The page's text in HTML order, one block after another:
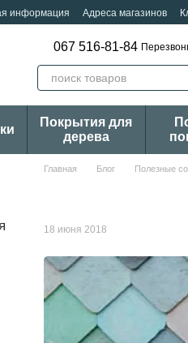
информация Адреса магазинов
067 516-81-84
Покрытия для
дерева
Главная Блог Полезные
18 июня 2018